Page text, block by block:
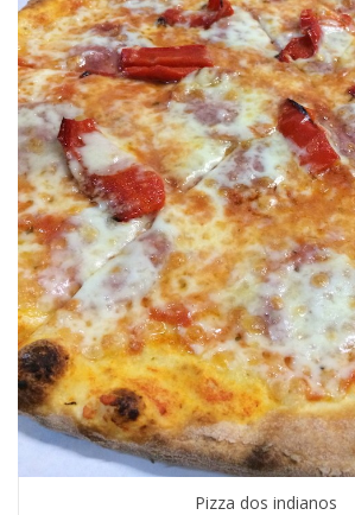
Pizza dos indianos